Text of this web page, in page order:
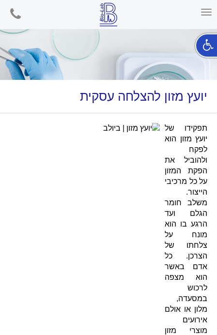
Toggle
phone
יועץ מזון להצלחה עסקית
תפקידו של
יועץ מזון הוא
לפקח
ולהוביל את
הפקת המזון
על כל מרכיבי
הייצור.
משלב חומר
הגלם ועד
הרגע בו הוא
מונח על
צלחתו של
הצרכן. כל
אדם באשר
הוא מצפה
לרכוש
במסעדה,
מלון או אולם
אירועים
מוצרי מזון